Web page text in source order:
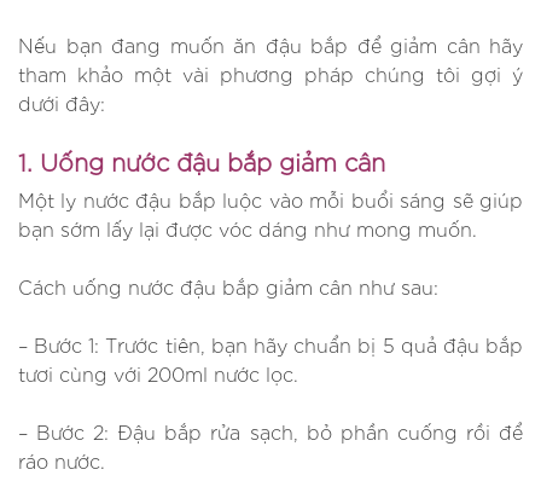
Nếu bạn đang muốn ăn đậu bắp để giảm cân hãy
tham khảo một vài phương pháp chúng tôi gợi ý
dưới đây:
1. Uống nước đậu bắp giảm cân
Một ly nước đậu bắp luộc vào mỗi buổi sáng sẽ giúp
bạn sớm lấy lại được vóc dáng như mong muốn.
Cách uống nước đậu bắp giảm cân như sau:
– Bước 1: Trước tiên, bạn hãy chuẩn bị 5 quả đậu bắp
tươi cùng với 200ml nước lọc.
– Bước 2: Đậu bắp rửa sạch, bỏ phần cuống rồi để
ráo nước.